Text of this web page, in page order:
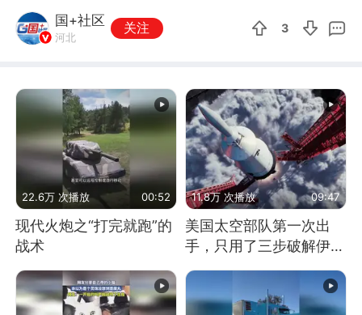
国+社区
河北
关注 3
22.6万 次播放 00:52
现代火炮之“打完就跑”的
战术
11.8万 次播放 09:47
美国太空部队第一次出
手，只用了三步破解伊朗
防空